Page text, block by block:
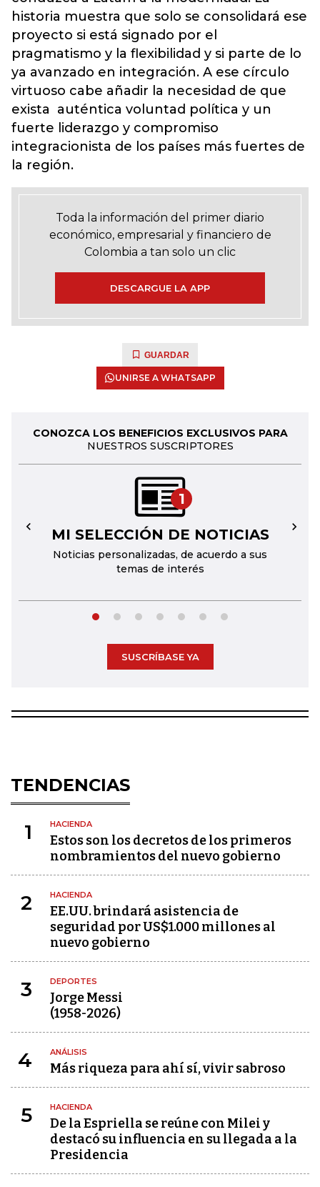
historia muestra que solo se consolidará ese
proyecto si está signado por el
pragmatismo y la flexibilidad y si parte de lo
ya avanzado en integración. A ese círculo
virtuoso cabe añadir la necesidad de que
exista auténtica voluntad política y un
fuerte liderazgo y compromiso
integracionista de los países más fuertes de
la región.
Toda la información del primer diario
económico, empresarial y financiero de
Colombia a tan solo un clic
DESCARGUE LA APP
GUARDAR
UNIRSE A WHATSAPP
CONOZCA LOS BENEFICIOS EXCLUSIVOS PARA
NUESTROS SUSCRIPTORES
1
MI SELECCIÓN DE NOTICIAS
Noticias personalizadas, de acuerdo a sus
temas de interés
← →
SUSCRÍBASE YA
TENDENCIAS
1 HACIENDA
Estos son los decretos de los primeros
nombramientos del nuevo gobierno
2 HACIENDA
EE.UU. brindará asistencia de
seguridad por US$1.000 millones al
nuevo gobierno
3 DEPORTES
Jorge Messi
(1958-2026)
4 ANÁLISIS
Más riqueza para ahí sí, vivir sabroso
5 HACIENDA
De la Espriella se reúne con Milei y
destacó su influencia en su llegada a la
Presidencia